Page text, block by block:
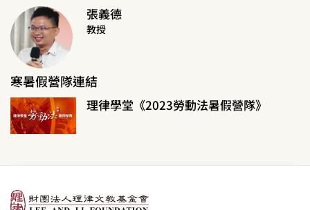
張義德
教授
寒暑假營隊連結
理律學堂《2023勞動法暑假營隊》